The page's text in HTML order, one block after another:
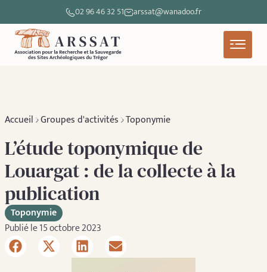
02 96 46 32 51 arssat@wanadoo.fr
Accueil Groupes d'activités Toponymie
L’étude toponymique de
Louargat : de la collecte à la
publication
Toponymie
Publié le 15 octobre 2023